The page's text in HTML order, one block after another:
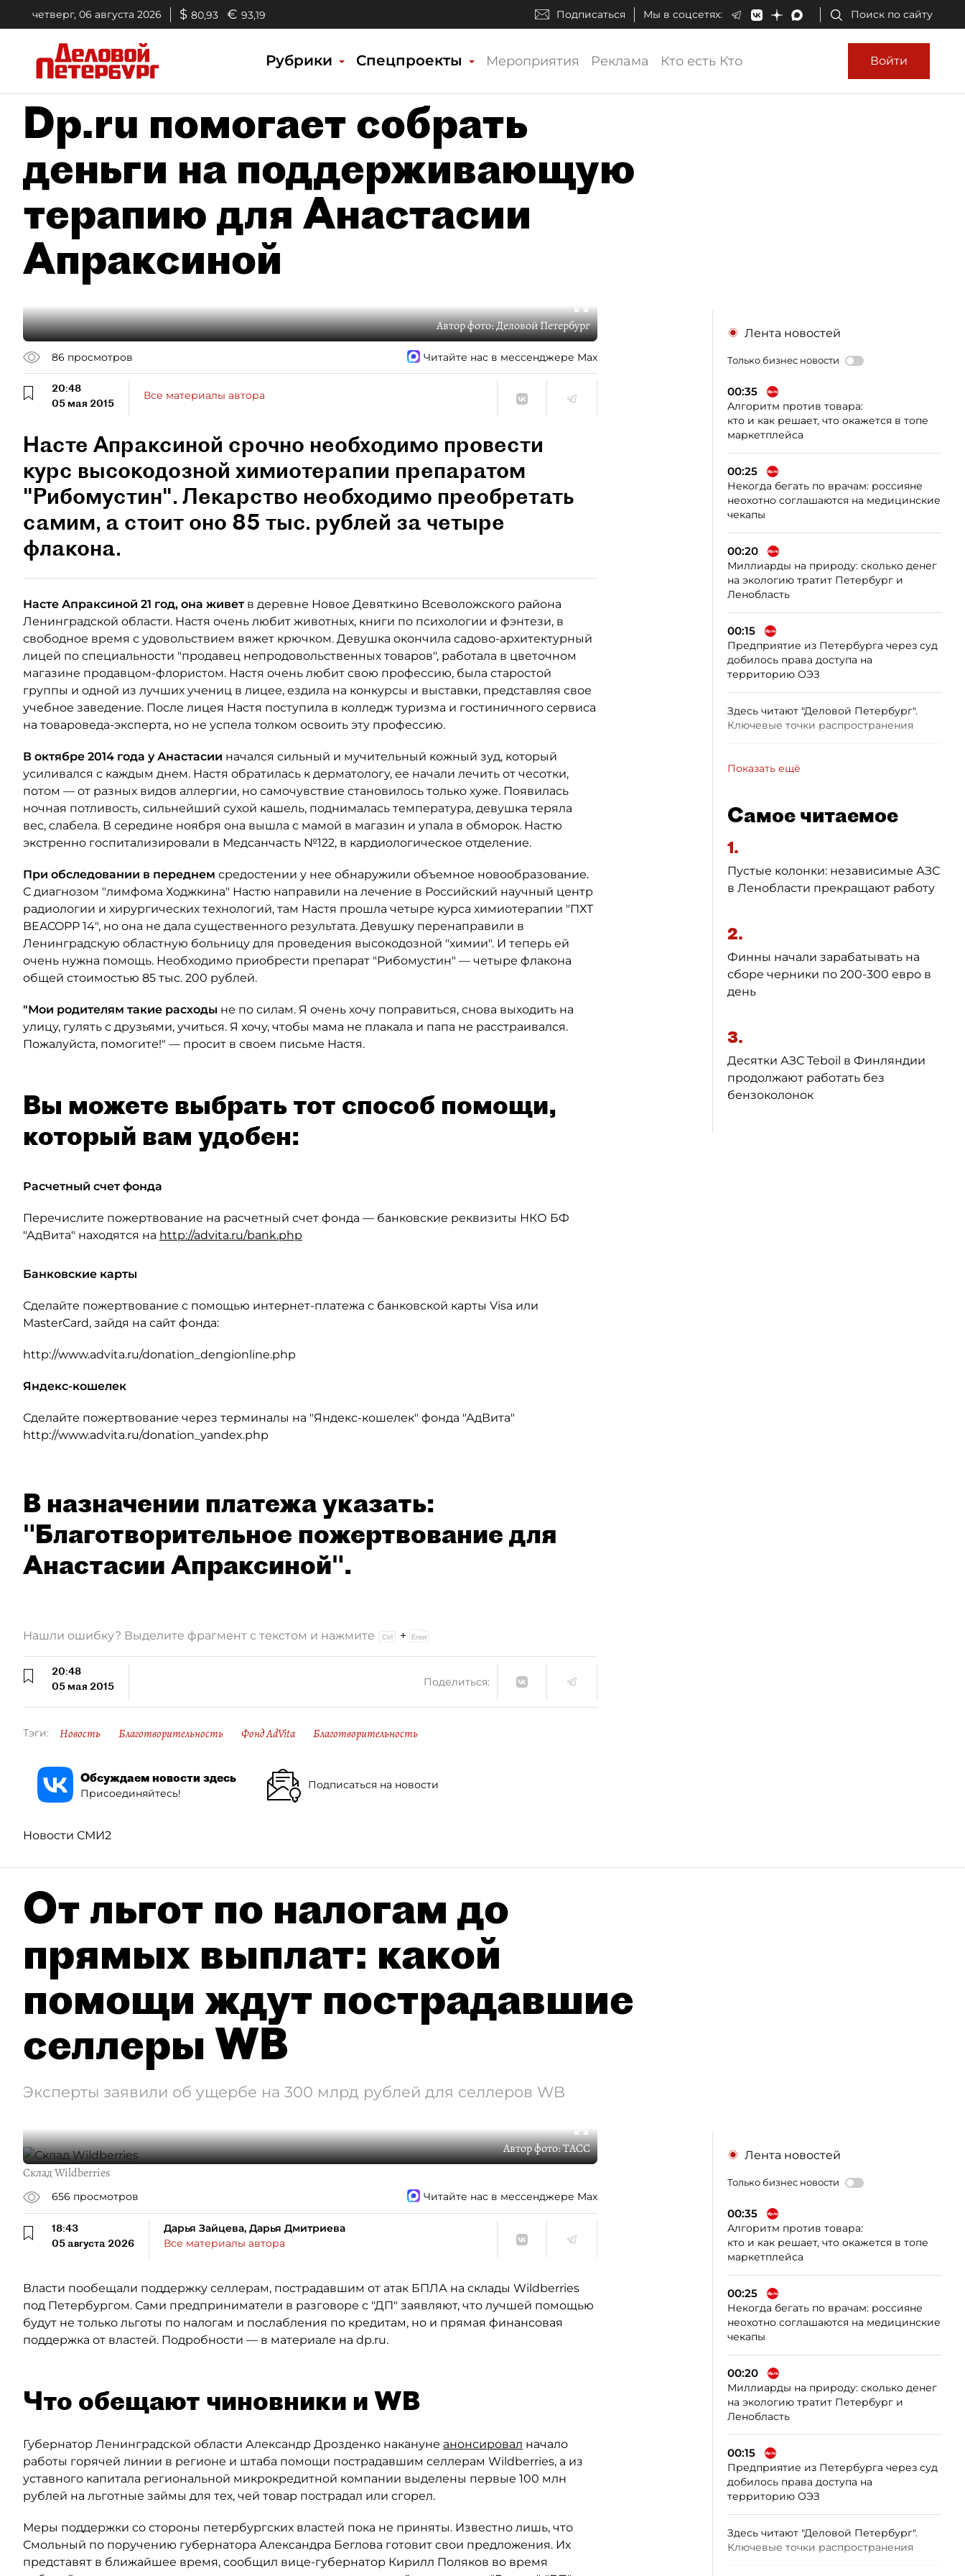
четверг, 06 августа 2026 $ 80,93 € 93,19 Подписаться Мы в соцсетях: Поиск по сайту
Рубрики Спецпроекты Мероприятия Реклама Кто есть Кто Войти
Dp.ru помогает собрать
деньги на поддерживающую
терапию для Анастасии
Апраксиной
Автор фото:Деловой Петербург
86 просмотров Читайте нас в мессенджере Max
20:48
05 мая 2015
Все материалы автора
Насте Апраксиной срочно необходимо провести
курс высокодозной химиотерапии препаратом
"Рибомустин". Лекарство необходимо преобретать
самим, а стоит оно 85 тыс. рублей за четыре
флакона.
Насте Апраксиной 21 год, она живетв деревне Новое Девяткино Всеволожского района
Ленинградской области. Настя очень любит животных, книги по психологии и фэнтези, в
свободное время с удовольствием вяжет крючком. Девушка окончила садово-архитектурный
лицей по специальности "продавец непродовольственных товаров", работала в цветочном
магазине продавцом-флористом. Настя очень любит свою профессию, была старостой
группы и одной из лучших учениц в лицее, ездила на конкурсы и выставки, представляя свое
учебное заведение. После лицея Настя поступила в колледж туризма и гостиничного сервиса
на товароведа-эксперта, но не успела толком освоить эту профессию.
В октябре 2014 года у Анастасии начался сильный и мучительный кожный зуд, который
усиливался с каждым днем. Настя обратилась к дерматологу, ее начали лечить от чесотки,
потом — от разных видов аллергии, но самочувствие становилось только хуже. Появилась
ночная потливость, сильнейший сухой кашель, поднималась температура, девушка теряла
вес, слабела. В середине ноября она вышла с мамой в магазин и упала в обморок. Настю
экстренно госпитализировали в Медсанчасть №122, в кардиологическое отделение.
При обследовании в переднем средостении у нее обнаружили объемное новообразование.
С диагнозом "лимфома Ходжкина" Настю направили на лечение в Российский научный центр
радиологии и хирургических технологий, там Настя прошла четыре курса химиотерапии "ПХТ
BEACOPP 14", но она не дала существенного результата. Девушку перенаправили в
Ленинградскую областную больницу для проведения высокодозной "химии". И теперь ей
очень нужна помощь. Необходимо приобрести препарат "Рибомустин" — четыре флакона
общей стоимостью 85 тыс. 200 рублей.
"Мои родителям такие расходы не по силам. Я очень хочу поправиться, снова выходить на
улицу, гулять с друзьями, учиться. Я хочу, чтобы мама не плакала и папа не расстраивался.
Пожалуйста, помогите!" — просит в своем письме Настя.
Вы можете выбрать тот способ помощи,
который вам удобен:
Расчетный счет фонда
Перечислите пожертвование на расчетный счет фонда — банковские реквизиты НКО БФ
"АдВита" находятся на http://advita.ru/bank.php
Банковские карты
Сделайте пожертвование с помощью интернет-платежа с банковской карты Visa или
MasterCard, зайдя на сайт фонда:
http://www.advita.ru/donation_dengionline.php
Яндекс-кошелек
Сделайте пожертвование через терминалы на "Яндекс-кошелек" фонда "АдВита"
http://www.advita.ru/donation_yandex.php
В назначении платежа указать:
"Благотворительное пожертвование для
Анастасии Апраксиной".
Лента новостей
Только бизнес новости
00:35
Алгоритм против товара:
кто и как решает, что окажется в топе
маркетплейса
00:25
Некогда бегать по врачам: россияне
неохотно соглашаются на медицинские
чекапы
00:20
Миллиарды на природу: сколько денег
на экологию тратит Петербург и
Ленобласть
00:15
Предприятие из Петербурга через суд
добилось права доступа на
территорию ОЭЗ
Здесь читают "Деловой Петербург".
Ключевые точки распространения
Показать ещё
Самое читаемое
1.
Пустые колонки: независимые АЗС
в Ленобласти прекращают работу
2.
Финны начали зарабатывать на
сборе черники по 200-300 евро в
день
3.
Десятки АЗС Teboil в Финляндии
продолжают работать без
бензоколонок
Нашли ошибку? Выделите фрагмент с текстом и нажмите +
20:48
05 мая 2015
Поделиться:
Тэги: Новость Благотворительность Фонд AdVita Благотворительность
Обсуждаем новости здесь
Присоединяйтесь!
Подписаться на новости
Новости СМИ2
От льгот по налогам до
прямых выплат: какой
помощи ждут пострадавшие
селлеры WB
Эксперты заявили об ущербе на 300 млрд рублей для селлеров WB
Автор фото:ТАСС
Склад Wildberries
656 просмотров Читайте нас в мессенджере Max
18:43
05 августа 2026
Дарья Зайцева, Дарья Дмитриева
Все материалы автора
Власти пообещали поддержку селлерам, пострадавшим от атак БПЛА на склады Wildberries
под Петербургом. Сами предприниматели в разговоре с "ДП" заявляют, что лучшей помощью
будут не только льготы по налогам и послабления по кредитам, но и прямая финансовая
поддержка от властей. Подробности — в материале на dp.ru.
Что обещают чиновники и WB
Губернатор Ленинградской области Александр Дрозденко накануне анонсировал начало
работы горячей линии в регионе и штаба помощи пострадавшим селлерам Wildberries, а из
уставного капитала региональной микрокредитной компании выделены первые 100 млн
рублей на льготные займы для тех, чей товар пострадал или сгорел.
Меры поддержки со стороны петербургских властей пока не приняты. Известно лишь, что
Смольный по поручению губернатора Александра Беглова готовит свои предложения. Их
представят в ближайшее время, сообщил вице-губернатор Кирилл Поляков во время
Лента новостей
Только бизнес новости
00:35
Алгоритм против товара:
кто и как решает, что окажется в топе
маркетплейса
00:25
Некогда бегать по врачам: россияне
неохотно соглашаются на медицинские
чекапы
00:20
Миллиарды на природу: сколько денег
на экологию тратит Петербург и
Ленобласть
00:15
Предприятие из Петербурга через суд
добилось права доступа на
территорию ОЭЗ
Здесь читают "Деловой Петербург".
Ключевые точки распространения